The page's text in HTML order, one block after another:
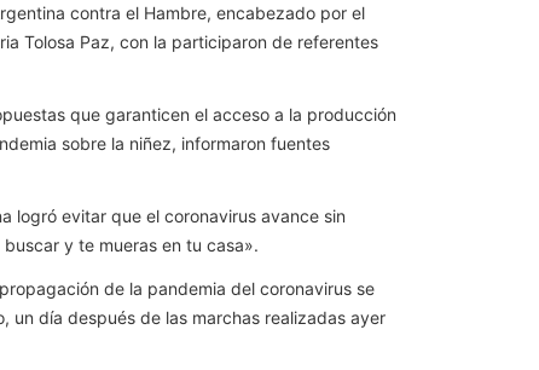
contra el Hambre, encabezado por el
Tolosa Paz, con la participaron de referentes
que garanticen el acceso a la producción
sobre la niñez, informaron fuentes
logró evitar que el coronavirus avance sin
y te mueras en tu casa».
de la pandemia del coronavirus se
un día después de las marchas realizadas ayer